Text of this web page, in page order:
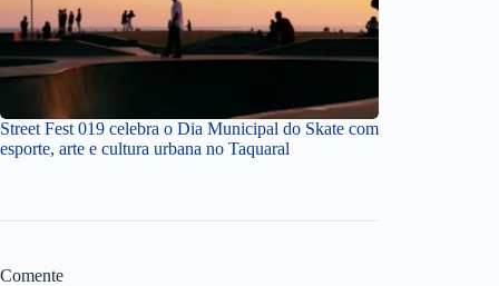
Street Fest 019 celebra o Dia Municipal do Skate com
esporte, arte e cultura urbana no Taquaral
Comente